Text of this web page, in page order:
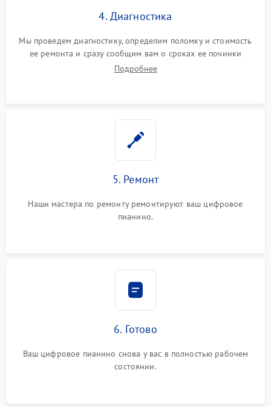
4. Диагностика
Мы проведем диагностику, определим поломку и стоимость
ее ремонта и сразу сообщим вам о сроках ее починки
Подробнее
5. Ремонт
Наши мастера по ремонту ремонтируют ваш цифровое
пианино.
6. Готово
Ваш цифровое пианино снова у вас в полностью рабочем
состоянии.